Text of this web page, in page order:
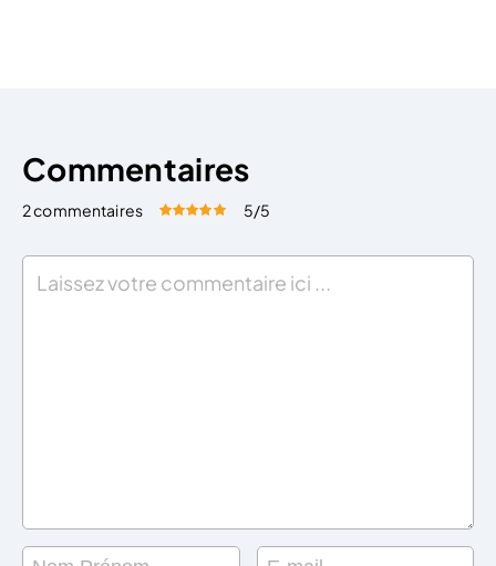
Commentaires
2 commentaires Évaluez cet article:
5/5